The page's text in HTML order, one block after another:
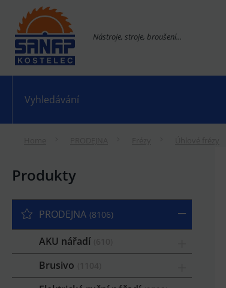
Nástroje, stroje, broušení...
Produkty
PRODEJNA 8106
AKU nářadí
Brusivo